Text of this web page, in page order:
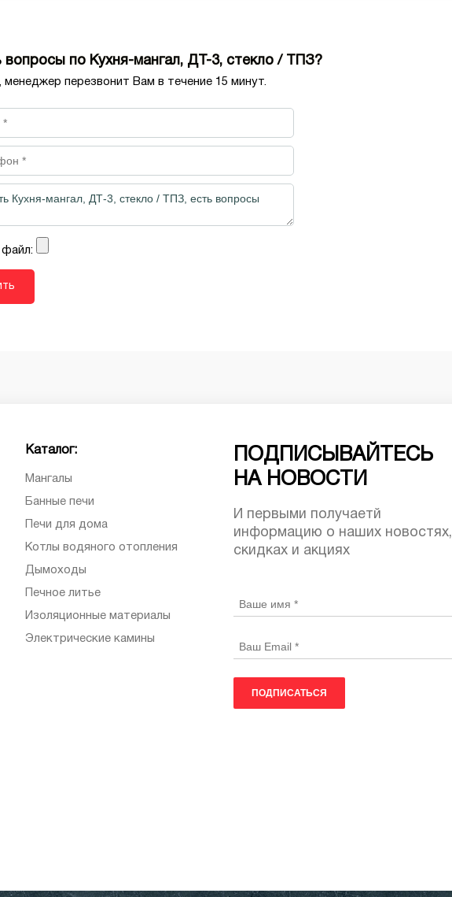
вопросы по Кухня-мангал, ДТ-3, стекло / ТПЗ?
менеджер перезвонит Вам в течение 15 минут.
файл:
Каталог:
Мангалы
Банные печи
Печи для дома
Котлы водяного отопления
Дымоходы
Печное литье
Изоляционные материалы
Электрические камины
ПОДПИСЫВАЙТЕСЬ
НА НОВОСТИ
И первыми получаетй
информацию о наших новостях,
скидках и акциях